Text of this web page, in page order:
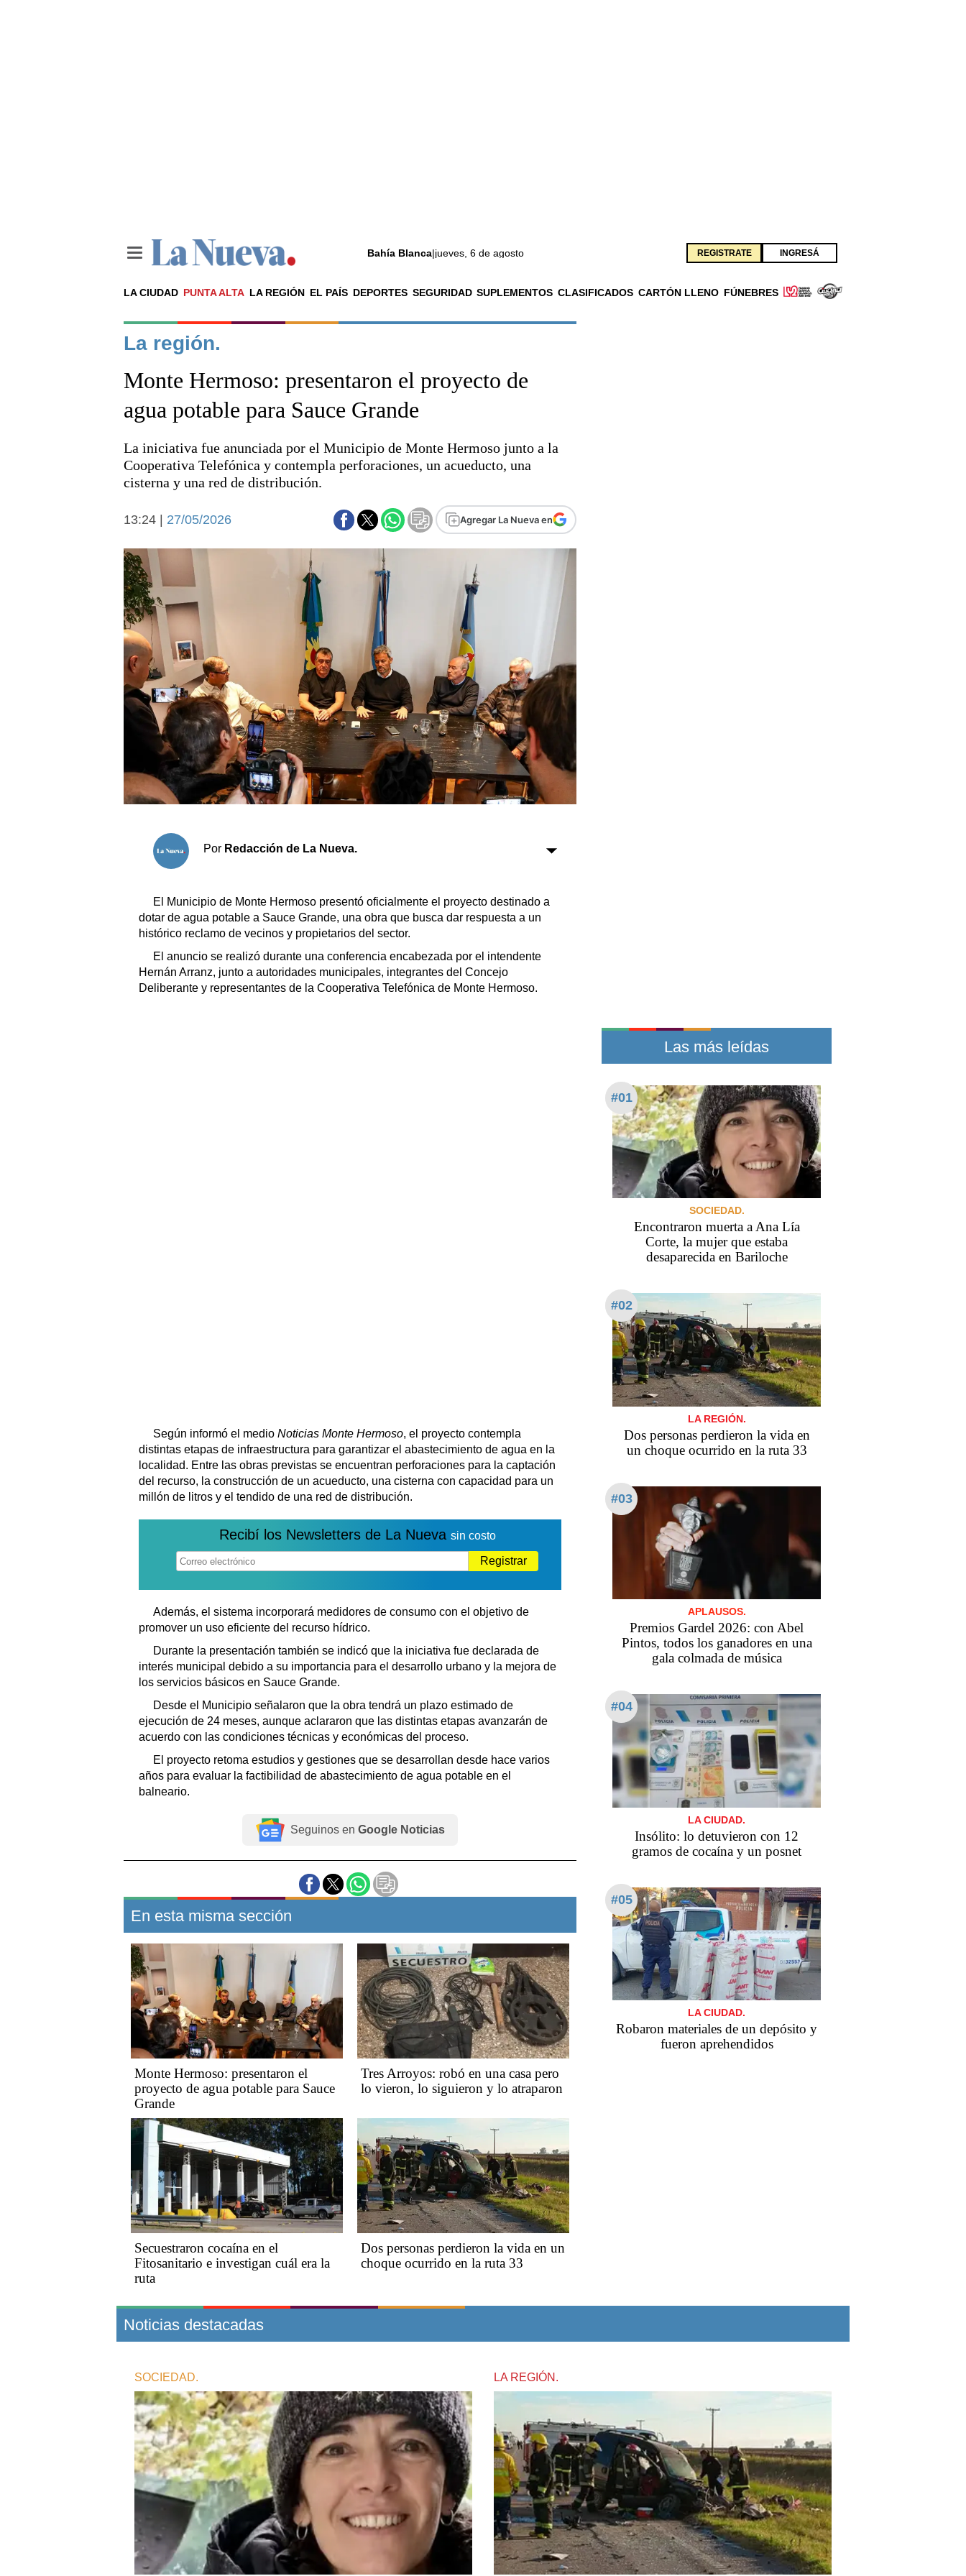
Bahía Blanca|jueves, 6 de agosto REGISTRATE INGRESÁ
LA CIUDAD PUNTA ALTA LA REGIÓN EL PAÍS DEPORTES SEGURIDAD SUPLEMENTOS CLASIFICADOS CARTÓN LLENO FÚNEBRES
Noticias
La ciudad
El país
Seguridad
Deportes
Escenario Olímpico
Liga del Sur
Fútbol
Federal A
Arte y cultura
Economía y campo
Economía y finanzas
Con el campo
Espacio empresas
Sociedad y tiempo libre
Sociedad
Tecnología
Turismo
Salud
Es viral
El tiempo
Fúnebres
Clasificados
Suplementos
Servicios
Farmacias
Loterías
Datos Útiles
Fúnebres
Edictos
Teléfonos de urgencia
La región.
Monte Hermoso: presentaron el proyecto de
agua potable para Sauce Grande
La iniciativa fue anunciada por el Municipio de Monte Hermoso junto a la
Cooperativa Telefónica y contempla perforaciones, un acueducto, una
cisterna y una red de distribución.
Agregar La Nueva en
13:24 | 27/05/2026
Por Redacción de La Nueva.
El Municipio de Monte Hermoso presentó oficialmente el proyecto destinado a
dotar de agua potable a Sauce Grande, una obra que busca dar respuesta a un
histórico reclamo de vecinos y propietarios del sector.
El anuncio se realizó durante una conferencia encabezada por el intendente
Hernán Arranz, junto a autoridades municipales, integrantes del Concejo
Deliberante y representantes de la Cooperativa Telefónica de Monte Hermoso.
Según informó el medio Noticias Monte Hermoso, el proyecto contempla
distintas etapas de infraestructura para garantizar el abastecimiento de agua en la
localidad. Entre las obras previstas se encuentran perforaciones para la captación
del recurso, la construcción de un acueducto, una cisterna con capacidad para un
millón de litros y el tendido de una red de distribución.
Recibí los Newsletters de La Nueva sin costo
Registrar
Además, el sistema incorporará medidores de consumo con el objetivo de
promover un uso eficiente del recurso hídrico.
Durante la presentación también se indicó que la iniciativa fue declarada de
interés municipal debido a su importancia para el desarrollo urbano y la mejora de
los servicios básicos en Sauce Grande.
Desde el Municipio señalaron que la obra tendrá un plazo estimado de
ejecución de 24 meses, aunque aclararon que las distintas etapas avanzarán de
acuerdo con las condiciones técnicas y económicas del proceso.
El proyecto retoma estudios y gestiones que se desarrollan desde hace varios
años para evaluar la factibilidad de abastecimiento de agua potable en el
balneario.
Seguinos en Google Noticias
En esta misma sección
Monte Hermoso: presentaron el
proyecto de agua potable para Sauce
Grande
Tres Arroyos: robó en una casa pero
lo vieron, lo siguieron y lo atraparon
Secuestraron cocaína en el
Fitosanitario e investigan cuál era la
ruta
Dos personas perdieron la vida en un
choque ocurrido en la ruta 33
Las más leídas
#01
SOCIEDAD.
Encontraron muerta a Ana Lía
Corte, la mujer que estaba
desaparecida en Bariloche
#02
LA REGIÓN.
Dos personas perdieron la vida en
un choque ocurrido en la ruta 33
#03
APLAUSOS.
Premios Gardel 2026: con Abel
Pintos, todos los ganadores en una
gala colmada de música
#04
LA CIUDAD.
Insólito: lo detuvieron con 12
gramos de cocaína y un posnet
#05
LA CIUDAD.
Robaron materiales de un depósito y
fueron aprehendidos
Noticias destacadas
SOCIEDAD. LA REGIÓN.